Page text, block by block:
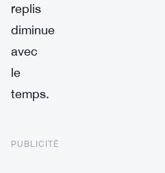
replis
diminue
avec
le
temps.
PUBLICITÉ